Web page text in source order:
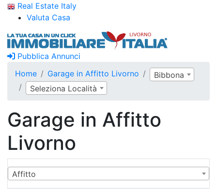
Real Estate Italy
Valuta Casa
Pubblica Annunci
Home
Garage in Affitto Livorno
Bibbona
Seleziona Località
Garage in Affitto
Livorno
Affitto